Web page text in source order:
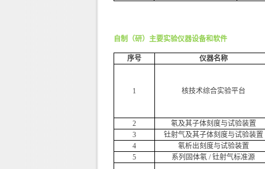
自制（研）主要实验仪器设备和软件
序号 仪器名称
1 核技术综合实验平台
2
氡及其子体刻度与试验装置
3
钍射气及其子体刻度与试验装置
4
氡析出刻度与试验装置
5
系列固体氡 / 钍射气标准源